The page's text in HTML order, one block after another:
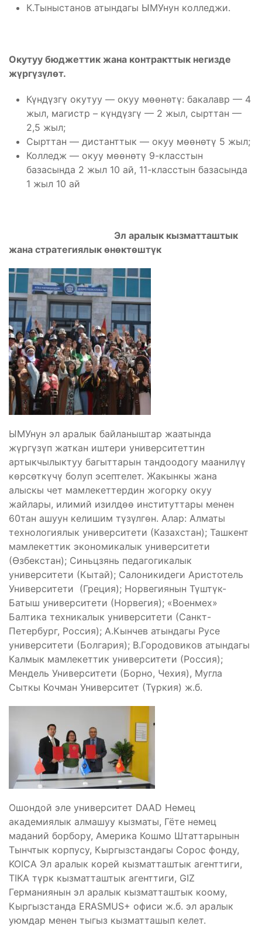
К.Тыныстанов атындагы ЫМУнун колледжи.
Окутуу бюджеттик жана контракттык негизде
жүргүзүлөт.
Күндүзгү окутуу — окуу мөөнөтү: бакалавр — 4
жыл, магистр – күндүзгү — 2 жыл, сырттан —
2,5 жыл;
Сырттан — дистанттык — окуу мөөнөтү 5 жыл;
Колледж — окуу мөөнөтү 9-класстын
базасында 2 жыл 10 ай, 11-класстын базасында
1 жыл 10 ай
Эл аралык кызматташтык
жана стратегиялык өнөктөштүк
ЫМУнун эл аралык байланыштар жаатында
жүргүзүп жаткан иштери университеттин
артыкчылыктуу багыттарын тандоодогу маанилүү
көрсөткүчү болуп эсептелет. Жакынкы жана
алыскы чет мамлекеттердин жогорку окуу
жайлары, илимий изилдөө институттары менен
60тан ашуун келишим түзүлгөн. Алар: Алматы
технологиялык университети (Казахстан); Ташкент
мамлекеттик экономикалык университети
(Өзбекстан); Синьцзянь педагогикалык
университети (Кытай); Салоникидеги Аристотель
Университети (Греция); Норвегиянын Түштүк-
Батыш университети (Норвегия); «Военмех»
Балтика техникалык университети (Санкт-
Петербург, Россия); А.Кынчев атындагы Русе
университети (Болгария); В.Городовиков атындагы
Калмык мамлекеттик университети (Россия);
Мендель Университети (Борно, Чехия), Мугла
Сыткы Кочман Университет (Түркия) ж.б.
Ошондой эле университет DAAD Немец
академиялык алмашуу кызматы, Гёте немец
маданий борбору, Америка Кошмо Штаттарынын
Тынчтык корпусу, Кыргызстандагы Сорос фонду,
KOICA Эл аралык корей кызматташтык агенттиги,
TIKA түрк кызматташтык агенттиги, GIZ
Германиянын эл аралык кызматташтык коому,
Кыргызстанда ERASMUS+ офиси ж.б. эл аралык
уюмдар менен тыгыз кызматташып келет.